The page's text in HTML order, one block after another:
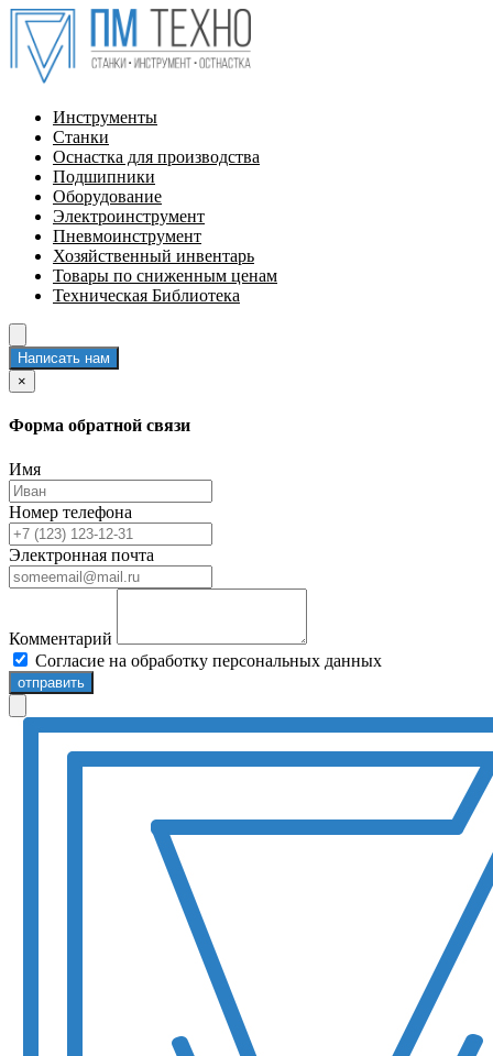
Инструменты
Станки
Оснастка для производства
Подшипники
Оборудование
Электроинструмент
Пневмоинструмент
Хозяйственный инвентарь
Товары по сниженным ценам
Техническая Библиотека
Написать нам
×
Форма обратной связи
Имя
Номер телефона
Электронная почта
Комментарий
Согласие на обработку персональных данных
отправить